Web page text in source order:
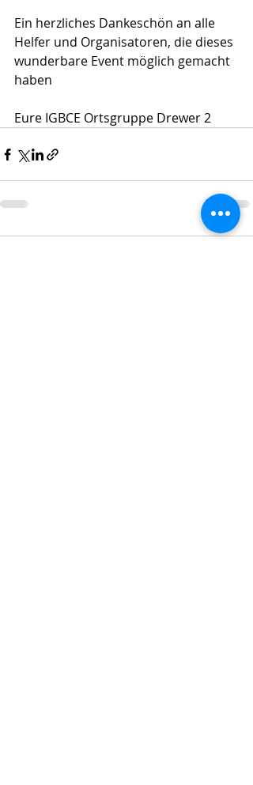
Ein herzliches Dankeschön an alle
Helfer und Organisatoren, die dieses
wunderbare Event möglich gemacht
haben
Eure IGBCE Ortsgruppe Drewer 2